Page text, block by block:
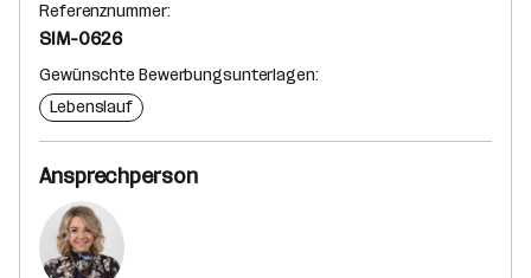
Referenznummer:
SIM-0626
Gewünschte Bewerbungsunterlagen:
Lebenslauf
Ansprechperson